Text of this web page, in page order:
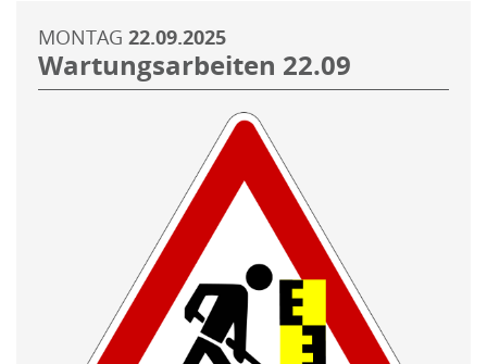
MONTAG 22.09.2025
Wartungsarbeiten 22.09